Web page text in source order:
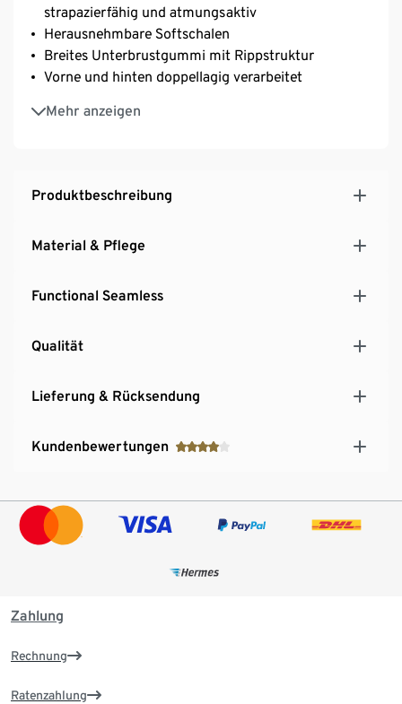
strapazierfähig und atmungsaktiv
Herausnehmbare Softschalen
Breites Unterbrustgummi mit Rippstruktur
Vorne und hinten doppellagig verarbeitet
Mehr anzeigen
Rundhalsausschnitt
Mit Elasthan: formbeständig, perfekter Sitze bei
Produktbeschreibung
Material & Pflege
Functional Seamless
Qualität
Lieferung & Rücksendung
Kundenbewertungen
Zahlung
Rechnung
Ratenzahlung